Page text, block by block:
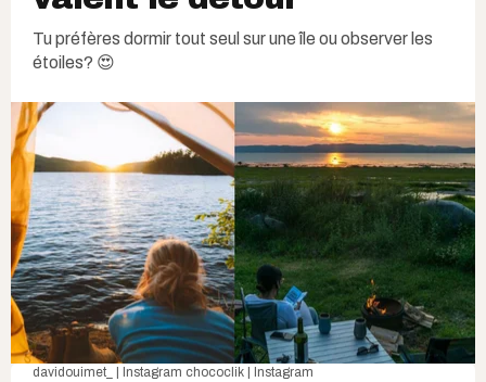
Tu préfères dormir tout seul sur une île ou observer les
étoiles? 😍
davidouimet_ | Instagram chococlik | Instagram